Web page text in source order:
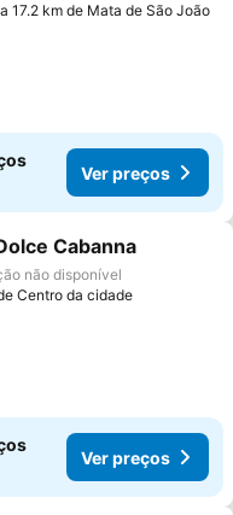
17.2 km de Mata de São João
Ver preços
aos favoritos
Cabanna
não disponível
Centro da cidade
Ver preços